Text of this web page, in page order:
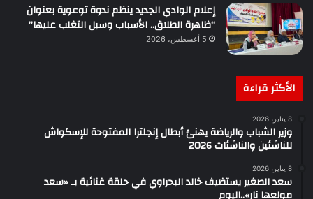
إعلام الوادي الجديد ينظم ندوة توعوية بعنوان
“ظاهرة الطلاق.. الأسباب وسبل التغلب عليها”
5 أغسطس، 2026
الأكثر قراءة
8 يناير، 2026
وزير الشباب والرياضة يهنئ أبطال إنجلترا المفتوحة للإسكواش
للناشئين والناشئات 2026
8 يناير، 2026
سعد الصغير يستضيف خالد البحراوي في حلقة غنائية بـ «سعد